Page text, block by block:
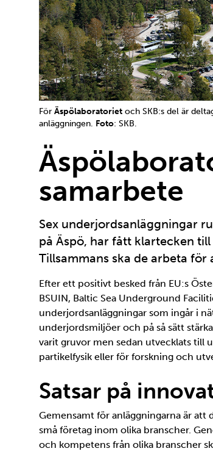
För Äspölaboratoriet och SKB:s del är
anläggningen. Foto: SKB.
samarbete
Sex underjordsanläggningar
på Äspö, har fått klartecken
Tillsammans ska de arbeta
Efter ett positivt besked från EU:s
BSUIN, Baltic Sea Underground
underjordsanläggningar som ingår i
underjordsmiljöer och på så sätt
varit gruvor men sedan utvecklats till
partikelfysik eller för forskning och
Satsar på
Gemensamt för anläggningarna är
små företag inom olika branscher.
och kompetens från olika branscher